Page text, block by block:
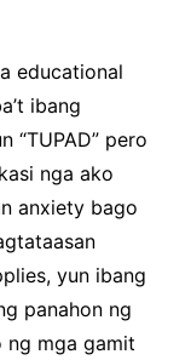
educational
ibang
“TUPAD” pero
nga ako
anxiety bago
yun ibang
panahon ng
ng mga gamit